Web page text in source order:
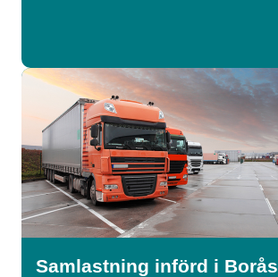
Samlastning införd i Borås